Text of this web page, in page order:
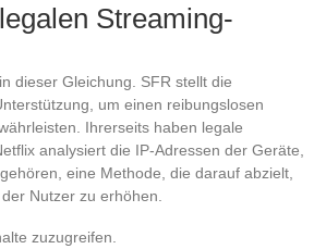
Streaming-
dieser Gleichung. SFR stellt die
um einen reibungslosen
Ihrerseits haben legale
analysiert die IP-Adressen der Geräte,
eine Methode, die darauf abzielt,
Nutzer zu erhöhen.
zuzugreifen.